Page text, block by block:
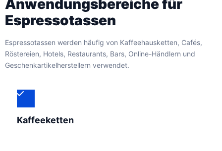
Anwendungsbereiche für
Espressotassen
Espressotassen werden häufig von Kaffeehausketten, Cafés,
Röstereien, Hotels, Restaurants, Bars, Online-Händlern und
Geschenkartikelherstellern verwendet.
Kaffeeketten